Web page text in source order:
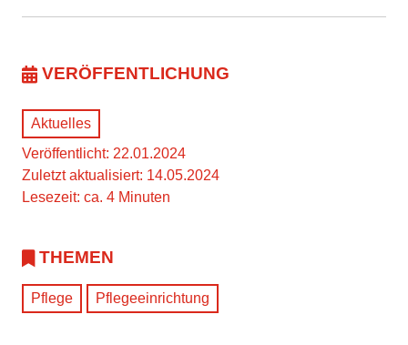
VERÖFFENTLICHUNG
Aktuelles
Veröffentlicht: 22.01.2024
Zuletzt aktualisiert: 14.05.2024
Lesezeit: ca. 4 Minuten
THEMEN
Pflege Pflegeeinrichtung